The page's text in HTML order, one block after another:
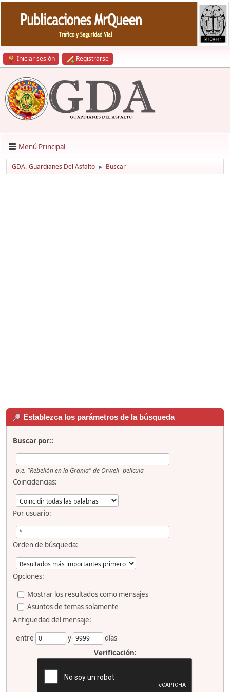
Iniciar sesión Registrarse
Menú Principal
GDA.-Guardianes Del Asfalto ► Buscar
Establezca los parámetros de la búsqueda
Buscar por::
p.e. "Rebelión en la Granja" de Orwell -película
Coincidencias:
Por usuario:
Orden de búsqueda:
Opciones:
Mostrar los resultados como mensajes
Asuntos de temas solamente
Antigüedad del mensaje:
entre
y
días
Verificación: